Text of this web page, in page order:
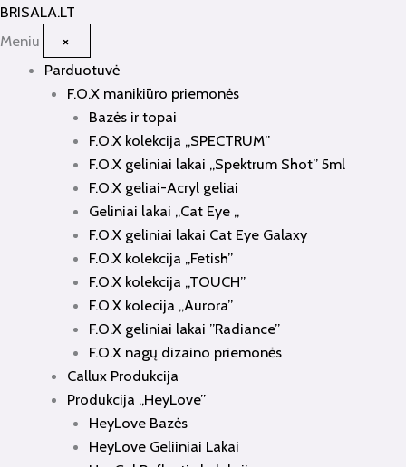
BRISALA.LT
Meniu
×
Parduotuvė
F.O.X manikiūro priemonės
Bazės ir topai
F.O.X kolekcija „SPECTRUM”
F.O.X geliniai lakai „Spektrum Shot” 5ml
F.O.X geliai-Acryl geliai
Geliniai lakai „Cat Eye „
F.O.X geliniai lakai Cat Eye Galaxy
F.O.X kolekcija „Fetish”
F.O.X kolekcija „TOUCH”
F.O.X kolecija „Aurora”
F.O.X geliniai lakai ”Radiance”
F.O.X nagų dizaino priemonės
Callux Produkcija
Produkcija „HeyLove”
HeyLove Bazės
HeyLove Geliiniai Lakai
Pereiti
prie